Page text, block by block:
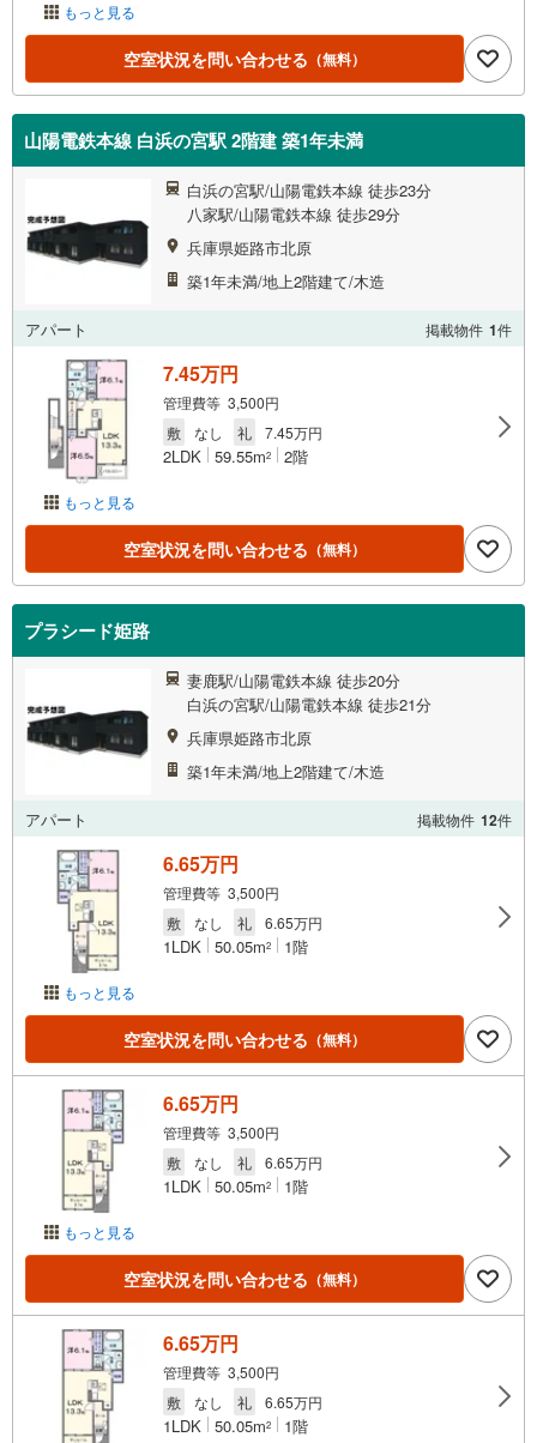
もっと見る
空室状況を問い合わせる （無料）
山陽電鉄本線 白浜の宮駅 2階建 築1年未満
白浜の宮駅/山陽電鉄本線 徒歩23分
八家駅/山陽電鉄本線 徒歩29分
兵庫県姫路市北原
築1年未満/地上2階建て/木造
アパート 掲載物件 1件
もっと見る
7.45万円
管理費等 3,500円
敷
なし 礼 7.45万円
2LDK 59.55m2 2階
空室状況を問い合わせる （無料）
プラシード姫路
妻鹿駅/山陽電鉄本線 徒歩20分
白浜の宮駅/山陽電鉄本線 徒歩21分
兵庫県姫路市北原
築1年未満/地上2階建て/木造
アパート 掲載物件 12件
もっと見る
6.65万円
管理費等 3,500円
敷
なし 礼 6.65万円
1LDK 50.05m2 1階
空室状況を問い合わせる （無料）
もっと見る
6.65万円
管理費等 3,500円
敷
なし 礼 6.65万円
1LDK 50.05m2 1階
空室状況を問い合わせる （無料）
6.65万円
管理費等 3,500円
敷
なし 礼 6.65万円
1LDK 50.05m2 1階